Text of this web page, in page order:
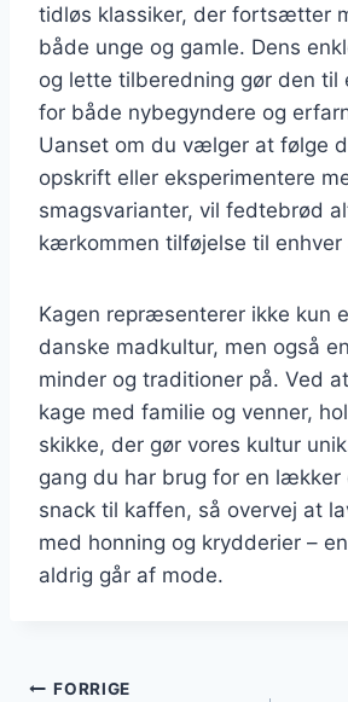
tidløs klassiker, der fortsætter
både unge og gamle. Dens
og lette tilberedning gør den til
for både nybegyndere og
Uanset om du vælger at følge
opskrift eller eksperimentere
smagsvarianter, vil fedtebrød
kærkommen tilføjelse til enhver
Kagen repræsenterer ikke kun
danske madkultur, men også
minder og traditioner på. Ved
kage med familie og venner,
skikke, der gør vores kultur
gang du har brug for en lækker
snack til kaffen, så overvej at
med honning og krydderier –
aldrig går af mode.
FORRIGE